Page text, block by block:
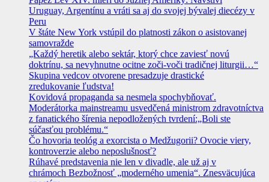
Uruguay, Argentínu a vráti sa aj do svojej bývalej diecézy v
Peru
V štáte New York vstúpil do platnosti zákon o asistovanej
samovražde
„Každý heretik alebo sektár, ktorý chce zaviesť novú
doktrínu, sa nevyhnutne ocitne zoči-voči tradičnej liturgii…“
Skupina vedcov otvorene presadzuje drastické
zredukovanie ľudstva!
Kovidová propaganda sa nesmela spochybňovať.
Moderátorka mainstreamu usvedčená ministrom zdravotníctva
z fanatického šírenia nepodložených tvrdení:„Boli ste
súčasťou problému.“
Čo hovoria teológ a exorcista o Medžugorii? Ovocie viery,
kontroverzie alebo neposlušnosť?
Rúhavé predstavenia nie len v divadle, ale už aj v
chrámoch Bezbožnosť „moderného umenia“. Znesväcujúca